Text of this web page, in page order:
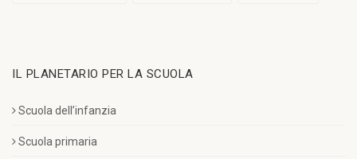
IL PLANETARIO PER LA SCUOLA
Scuola dell’infanzia
Scuola primaria